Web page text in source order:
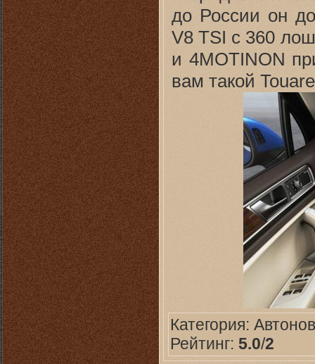
до России он
V8 TSI с 360
и 4MOTINON
вам такой
Категория:
Рейтинг: 5.0/2